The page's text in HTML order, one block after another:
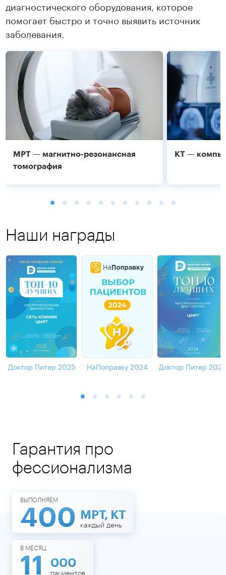
диагностического оборудования, которое
помогает быстро и точно выявить источник
заболевания.
МРТ — магнитно-резонансная
томография
Подробнее
КТ —
Подробнее
Наши награды
Доктор Питер 2025 НаПоправку 2024 Доктор Питер
Гарантия про
фессионализма
ВЫПОЛНЯЕМ
400 МРТ, КТ
каждый день
В МЕСЯЦ
11 000
пациентов